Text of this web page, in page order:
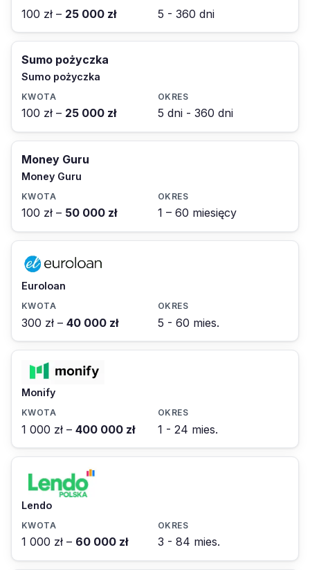
100 zł – 25 000 zł 5 - 360 dni
Sumo pożyczka
Sumo pożyczka
100 zł – 25 000 zł 5 dni - 360 dni
Money Guru
Money Guru
100 zł – 50 000 zł 1 – 60 miesięcy
Euroloan
300 zł – 40 000 zł 5 - 60 mies.
Monify
1 000 zł – 400 000 zł 1 - 24 mies.
Lendo
1 000 zł – 60 000 zł 3 - 84 mies.